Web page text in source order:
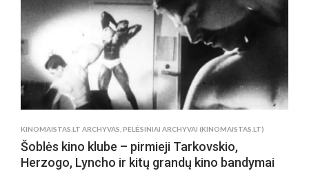
DIDŽIAUSIOJE
TARPTAUTINĖJE
TRUMPŲJŲ
FILMŲ
MUGĖJE
PRANCŪZIJOJE
KINOMAISTAS.LT ARCHYVAS PELĖSINIAI ARCHYVAI (KINOMAISTAS.LT)
Šoblės kino klube – pirmieji Tarkovskio,
Herzogo, Lyncho ir kitų grandų kino bandymai